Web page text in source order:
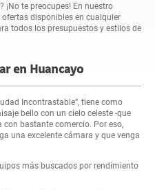
¡No te preocupes! En nuestro
disponibles en cualquier
todos los presupuestos y estilos de
en Huancayo
Incontrastable”, tiene como
bello con un cielo celeste -que
bastante comercio. Por eso,
una excelente cámara y que venga
más buscados por rendimiento